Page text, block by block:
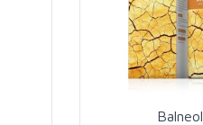
Balneol